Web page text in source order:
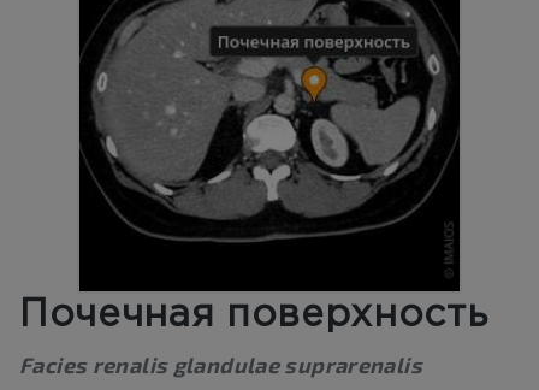
Почечная поверхность
Facies renalis glandulae suprarenalis